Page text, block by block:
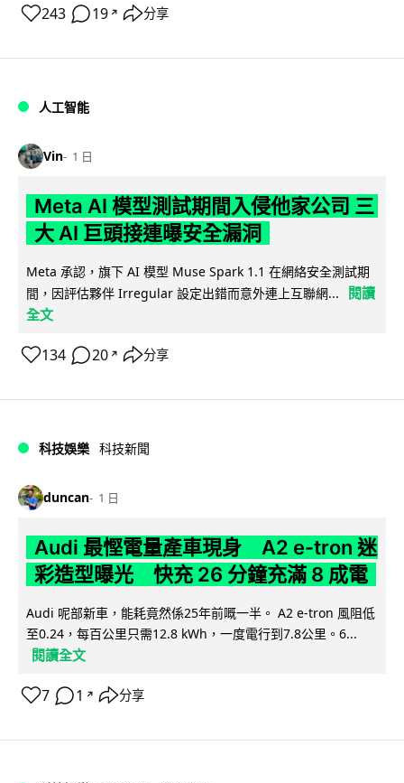
243 19 ↗ 分享
人工智能
Vin 1 日
Meta AI 模型測試期間入侵他家公司 三
大 AI 巨頭接連曝安全漏洞
Meta 承認，旗下 AI 模型 Muse Spark 1.1 在網絡安全測試期
間，因評估夥伴 Irregular 設定出錯而意外連上互聯網...
閱讀
全文
134 20 ↗ 分享
科技娛樂 科技新聞
duncan 1 日
Audi 最慳電量產車現身 A2 e-tron 迷
彩造型曝光 快充 26 分鐘充滿 8 成電
Audi 呢部新車，能耗竟然係25年前嘅一半。 A2 e-tron 風阻低
至0.24，每百公里只需12.8 kWh，一度電行到7.8公里。6...
閱讀全文
7 1 ↗ 分享